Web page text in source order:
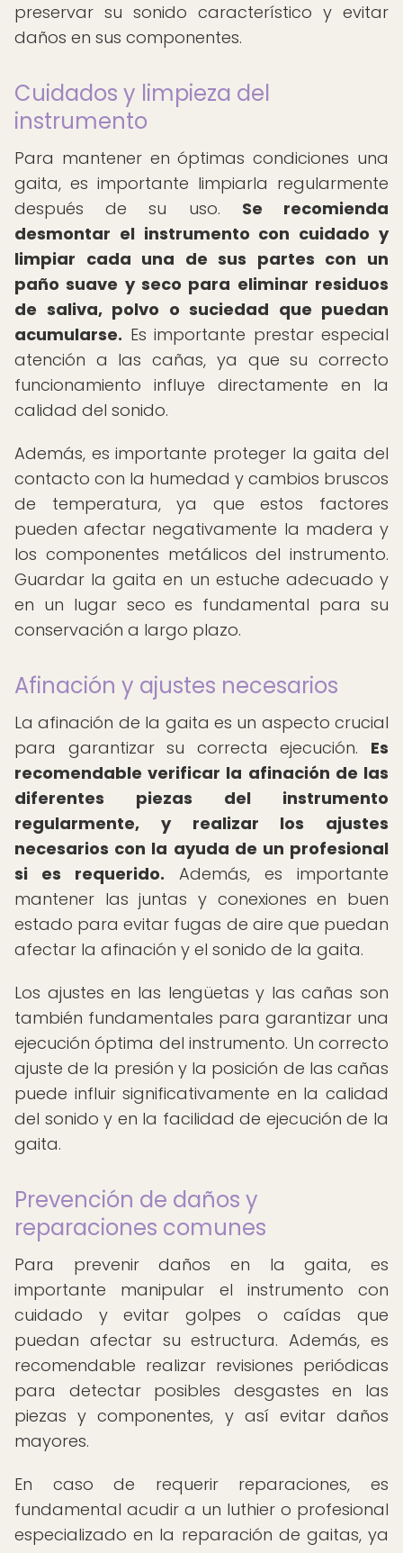
preservar su sonido característico y evitar
daños en sus componentes.
Cuidados y limpieza del
instrumento
Para mantener en óptimas condiciones una
gaita, es importante limpiarla regularmente
después de su uso. Se recomienda
desmontar el instrumento con cuidado y
limpiar cada una de sus partes con un
paño suave y seco para eliminar residuos
de saliva, polvo o suciedad que puedan
acumularse. Es importante prestar especial
atención a las cañas, ya que su correcto
funcionamiento influye directamente en la
calidad del sonido.
Además, es importante proteger la gaita del
contacto con la humedad y cambios bruscos
de temperatura, ya que estos factores
pueden afectar negativamente la madera y
los componentes metálicos del instrumento.
Guardar la gaita en un estuche adecuado y
en un lugar seco es fundamental para su
conservación a largo plazo.
Afinación y ajustes necesarios
La afinación de la gaita es un aspecto crucial
para garantizar su correcta ejecución. Es
recomendable verificar la afinación de las
diferentes piezas del instrumento
regularmente, y realizar los ajustes
necesarios con la ayuda de un profesional
si es requerido. Además, es importante
mantener las juntas y conexiones en buen
estado para evitar fugas de aire que puedan
afectar la afinación y el sonido de la gaita.
Los ajustes en las lengüetas y las cañas son
también fundamentales para garantizar una
ejecución óptima del instrumento. Un correcto
ajuste de la presión y la posición de las cañas
puede influir significativamente en la calidad
del sonido y en la facilidad de ejecución de la
gaita.
Prevención de daños y
reparaciones comunes
Para prevenir daños en la gaita, es
importante manipular el instrumento con
cuidado y evitar golpes o caídas que
puedan afectar su estructura. Además, es
recomendable realizar revisiones periódicas
para detectar posibles desgastes en las
piezas y componentes, y así evitar daños
mayores.
En caso de requerir reparaciones, es
fundamental acudir a un luthier o profesional
especializado en la reparación de gaitas, ya